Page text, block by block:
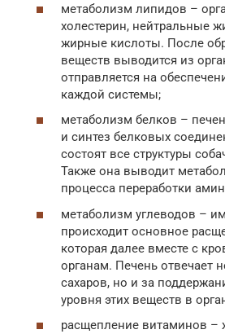
метаболизм липидов –
холестерин, нейтральные
жирные кислоты. После
веществ выводится из
отправляется на
каждой системы;
метаболизм белков –
и синтез белковых
состоят все структуры
Также она выводит
процесса переработки
метаболизм углеводов –
происходит основное
которая далее вместе с
органам. Печень отвечает
сахаров, но и за
уровня этих веществ в
расщепление витаминов –